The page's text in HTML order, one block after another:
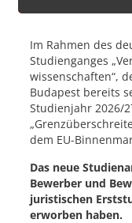
Im Rahmen des
Studienganges
wissenschaften“,
Budapest bereits
Studienjahr 2026/
dem EU-
Das neue
Bewerber und
juristischen
erworben haben.